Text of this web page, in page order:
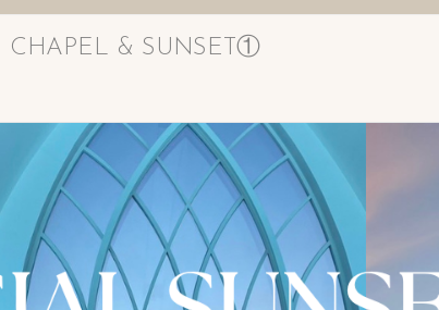
CHAPEL & SUNSET①